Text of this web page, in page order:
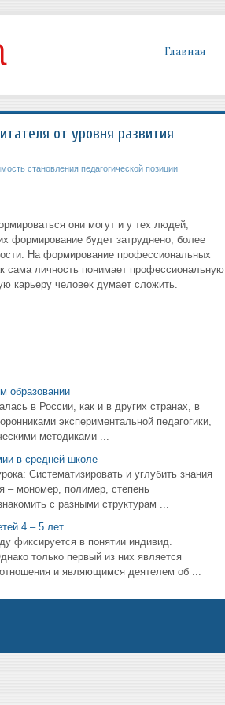
Главная
от уровня развития
становления педагогической позиции
они могут и у тех людей,
формирование будет затруднено, более
На формирование профессиональных
сама личность понимает профессиональную
карьеру человек думает сложить.
образовании
в России, как и в других странах, в
экспериментальной педагогики,
методиками ...
в средней школе
Систематизировать и углубить знания
– мономер, полимер, степень
с разными структурам ...
4 – 5 лет
фиксируется в понятии индивид.
только первый из них является
и являющимся деятелем об ...